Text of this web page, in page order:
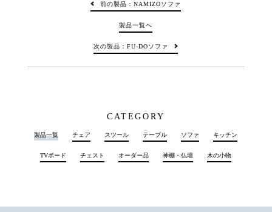
前の製品：NAMIZOソファ
製品一覧へ
次の製品：FU-DOソファ
CATEGORY
製品一覧 チェア スツール テーブル ソファ キッチン
TVボード チェスト オーダー品 神棚・仏壇 木の小物